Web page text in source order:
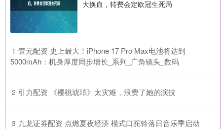
大换血，转费会定欧冠生死局
1 ​壹元配资 史上最大！iPhone 17 Pro Max电池将达到
5000mAh：机身厚度同步增长_系列_广角镜头_数码
2 ​引力配资 《樱桃琥珀》太灾难，浪费了她的演技
3 ​九龙证券配资 点燃夏夜经济 模式口驼铃落日音乐季启动